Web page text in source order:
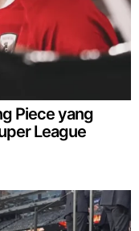
Piece yang
League